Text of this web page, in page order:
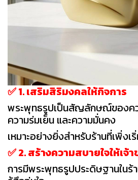
✅ 1. เสริมสิริมงคลให้กิจการ
พระพุทธรูปเป็นสัญลักษณ์ของค
ความร่มเย็น และความมั่นคง
เหมาะอย่างยิ่งสำหรับร้านที่เพิ่งเ
✅ 2. สร้างความสบายใจให้เจ้
การมีพระพุทธรูปประดิษฐานในร้